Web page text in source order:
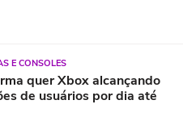
E CONSOLES
quer Xbox alcançando
de usuários por dia até